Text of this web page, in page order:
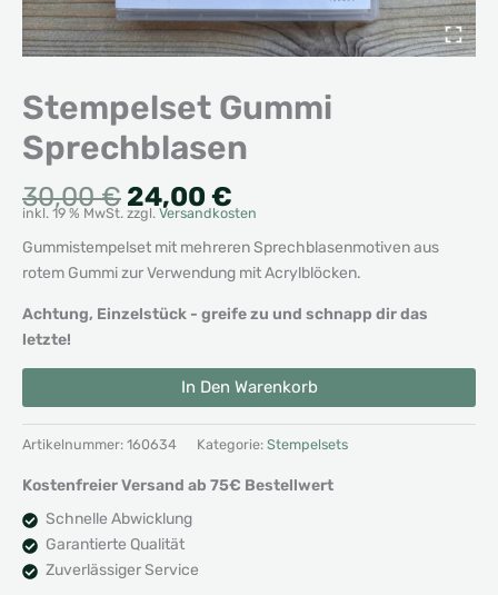
Stempelset Gummi
Sprechblasen
30,00€ Ursprünglicher
Preis
war:
30,00 €
24,00 €
Preis
ist:
24,00 €.
inkl. 19 % MwSt. zzgl. Versandkosten
Gummistempelset mit mehreren Sprechblasenmotiven aus
rotem Gummi zur Verwendung mit Acrylblöcken.
Achtung, Einzelstück - greife zu und schnapp dir das
letzte!
Stempelset
Menge
In Den Warenkorb
Alternative:
Artikelnummer: 160634 Kategorie: Stempelsets
Kostenfreier Versand ab 75€ Bestellwert
Schnelle Abwicklung
Garantierte Qualität
Zuverlässiger Service